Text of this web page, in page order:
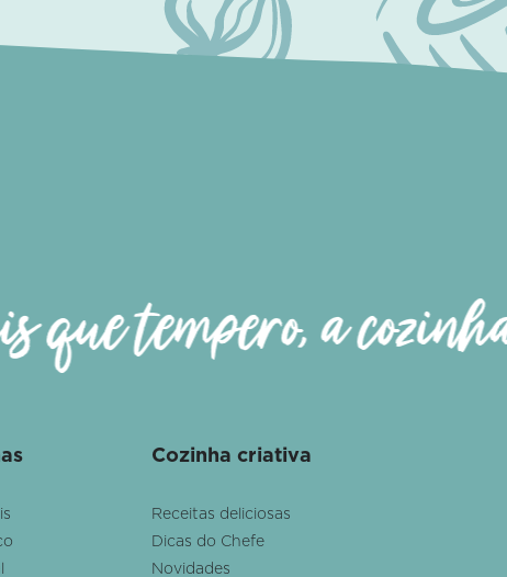
tempero, a
Cozinha criativa
Receitas deliciosas
Dicas do Chefe
Novidades